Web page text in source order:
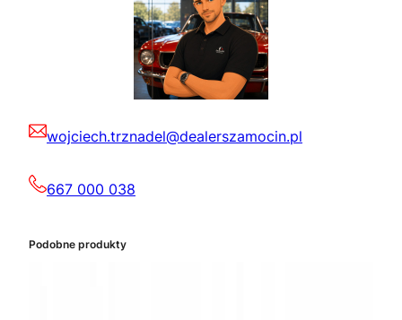
wojciech.trznadel@dealerszamocin.pl
667 000 038
Podobne produkty